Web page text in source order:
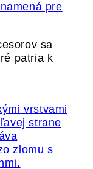
pre
sa
patria k